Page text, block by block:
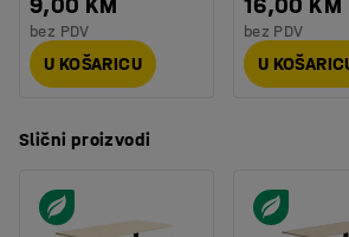
bez PDV
U KOŠARICU
bez PDV
U
Slični proizvodi